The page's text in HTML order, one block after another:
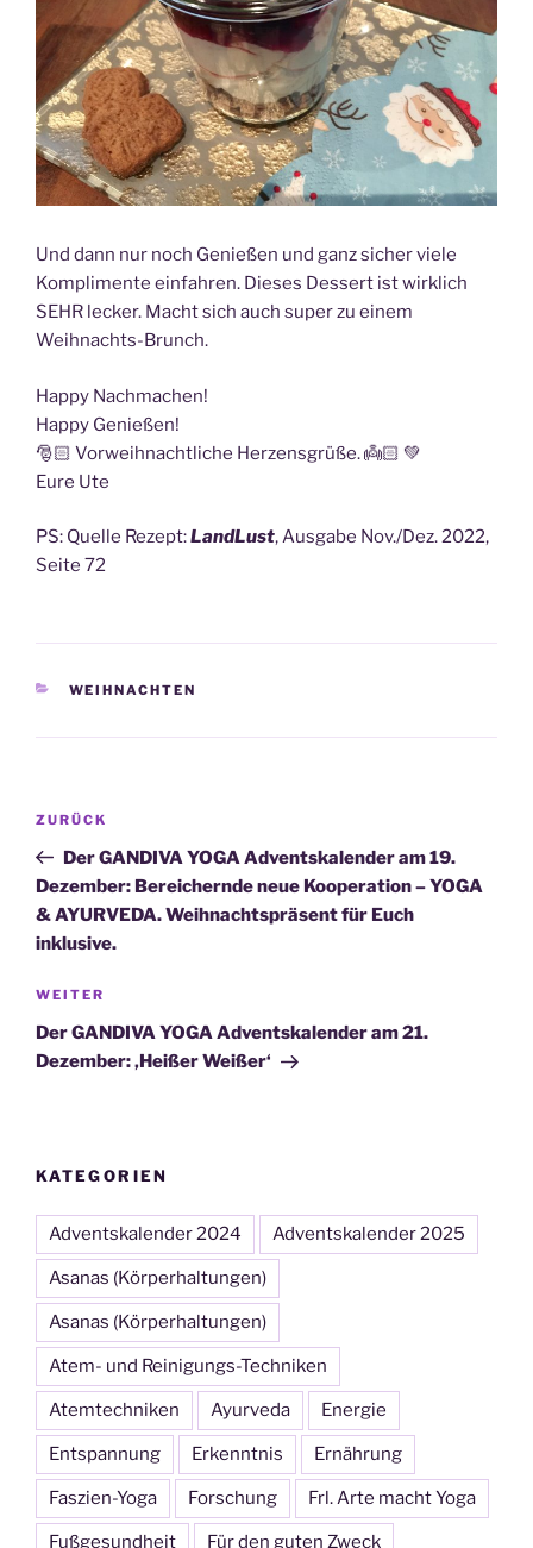
Und dann nur noch Genießen und ganz sicher viele
Komplimente einfahren. Dieses Dessert ist wirklich
SEHR lecker. Macht sich auch super zu einem
Weihnachts-Brunch.
Happy Nachmachen!
Happy Genießen!
🎅🏻 Vorweihnachtliche Herzensgrüße. 👼🏻 💚
Eure Ute
PS: Quelle Rezept:LandLust, Ausgabe Nov./Dez. 2022,
Seite 72
KATEGORIEN
WEIHNACHTEN
Beitragsnavigation
Vorheriger
Beitrag
ZURÜCK
Der GANDIVA YOGA Adventskalender am 19.
Dezember: Bereichernde neue Kooperation – YOGA
& AYURVEDA. Weihnachtspräsent für Euch
inklusive.
Nächster
Beitrag
WEITER
Der GANDIVA YOGA Adventskalender am 21.
Dezember: ‚Heißer Weißer‘
KATEGORIEN
Adventskalender 2024 Adventskalender 2025
Asanas (Körperhaltungen)
Asanas (Körperhaltungen)
Atem- und Reinigungs-Techniken
Atemtechniken Ayurveda Energie
Entspannung Erkenntnis Ernährung
Faszien-Yoga Forschung Frl. Arte macht Yoga
Fußgesundheit Für den guten Zweck